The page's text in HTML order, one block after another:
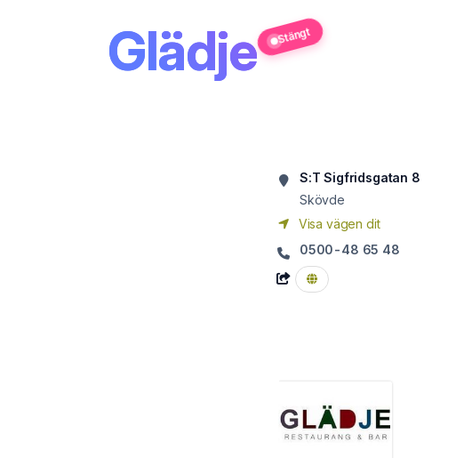
Glädje Stängt
S:T Sigfridsgatan 8
Skövde
Visa vägen dit
0500-48 65 48